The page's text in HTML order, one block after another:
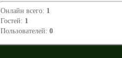
Онлайн всего: 1
Гостей: 1
Пользователей: 0